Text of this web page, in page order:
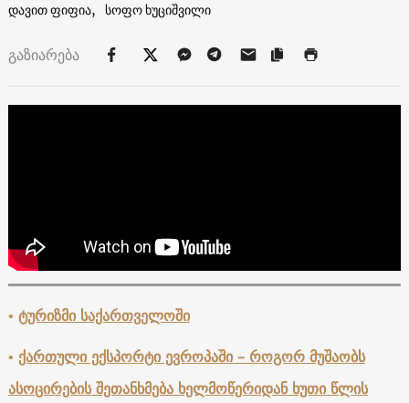
დავით ფიფია, სოფო ხუციშვილი
გაზიარება
• ტურიზმი საქართველოში
• ქართული ექსპორტი ევროპაში – როგორ მუშაობს
ასოცირების შეთანხმება ხელმოწერიდან ხუთი წლის